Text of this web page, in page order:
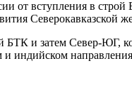
от вступления в
БТК и затем Север-ЮГ,
и индийском